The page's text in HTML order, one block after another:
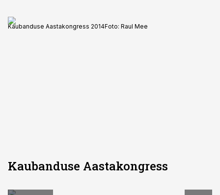
Kaubanduse Aastakongress 2014Foto: Raul Mee
Kaubanduse Aastakongress